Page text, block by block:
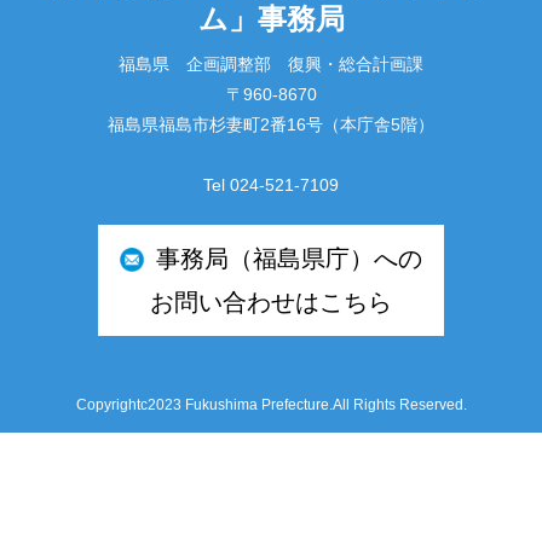
ム」事務局
福島県 企画調整部 復興・総合計画課
〒960-8670
福島県福島市杉妻町2番16号（本庁舎5階）
Tel 024-521-7109
事務局（福島県庁）への
お問い合わせはこちら
Copyrightc2023 Fukushima Prefecture.All Rights Reserved.